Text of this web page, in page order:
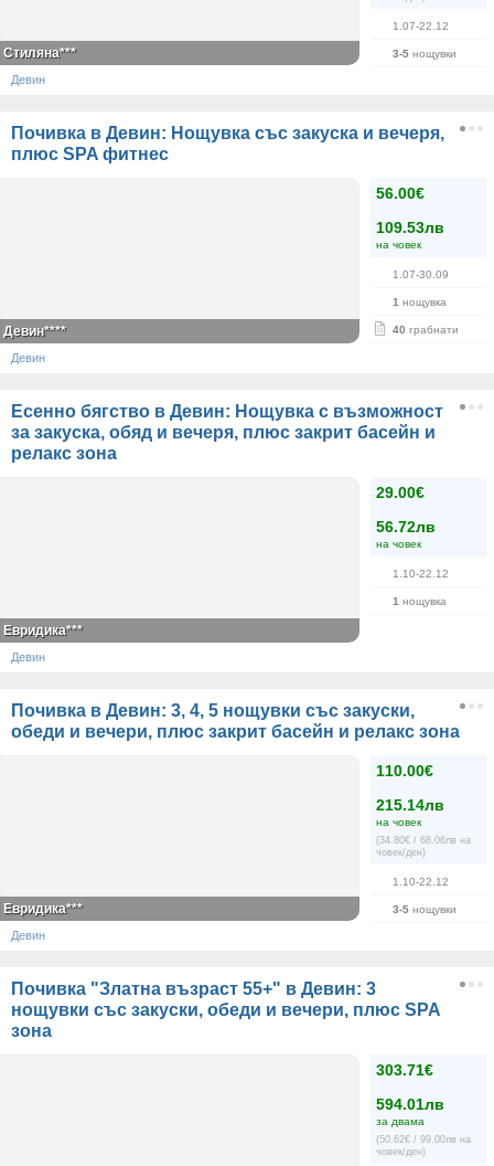
1.07-22.12
3-5 нощувки
Стиляна***
Девин
Почивка в Девин: Нощувка със закуска и вечеря,
плюс SPA фитнес
56.00€
109.53лв
на човек
1.07-30.09
1 нощувка
40 грабнати
Девин****
Девин
Есенно бягство в Девин: Нощувка с възможност
за закуска, обяд и вечеря, плюс закрит басейн и
релакс зона
29.00€
56.72лв
на човек
1.10-22.12
1 нощувка
Евридика***
Девин
Почивка в Девин: 3, 4, 5 нощувки със закуски,
обеди и вечери, плюс закрит басейн и релакс зона
110.00€
215.14лв
на човек
(34.80€ / 68.06лв на
човек/ден)
1.10-22.12
3-5 нощувки
Евридика***
Девин
Почивка "Златна възраст 55+" в Девин: 3
нощувки със закуски, обеди и вечери, плюс SPA
зона
303.71€
594.01лв
за двама
(50.62€ / 99.00лв на
човек/ден)